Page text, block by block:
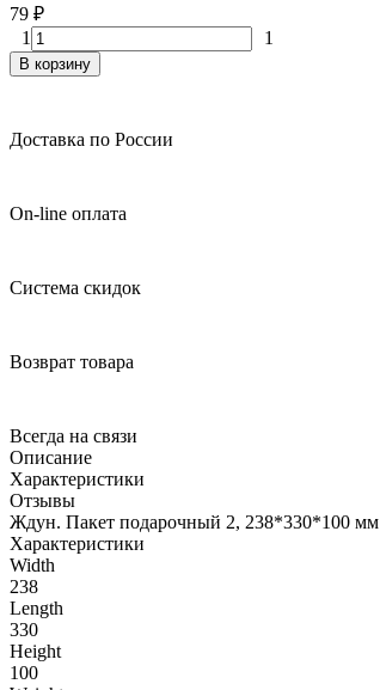
79 ₽
1
1
В корзину
Доставка по России
On-line оплата
Система скидок
Возврат товара
Всегда на связи
Описание
Характеристики
Отзывы
Ждун. Пакет подарочный 2, 238*330*100 мм
Характеристики
Width
238
Length
330
Height
100